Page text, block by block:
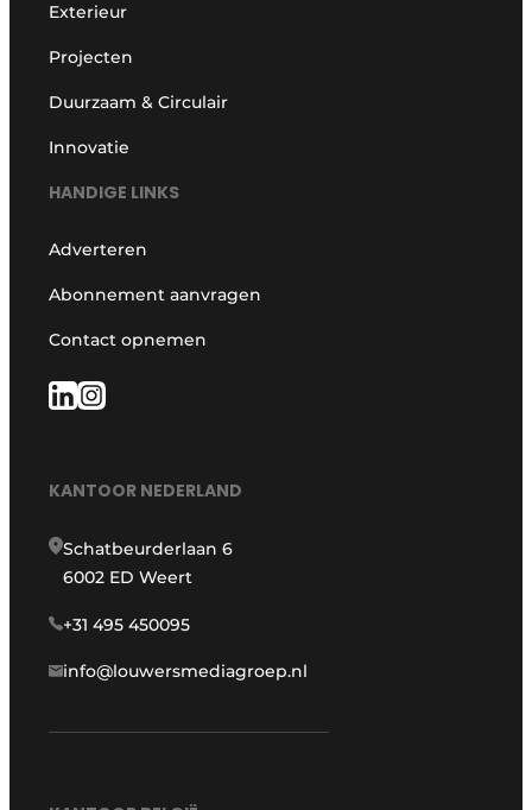
Exterieur
Projecten
Duurzaam & Circulair
Innovatie
HANDIGE LINKS
Adverteren
Abonnement aanvragen
Contact opnemen
KANTOOR NEDERLAND
Schatbeurderlaan 6
6002 ED Weert
+31 495 450095
info@louwersmediagroep.nl